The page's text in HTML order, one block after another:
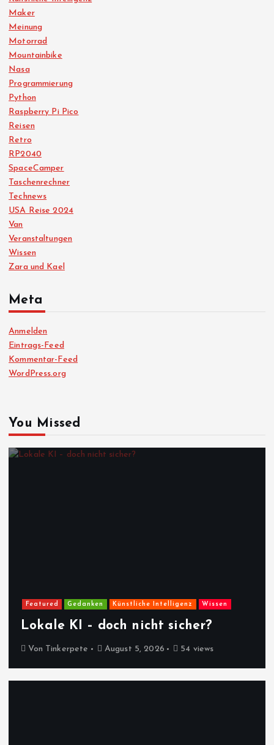
Maker
Meinung
Motorrad
Mountainbike
Nasa
Programmierung
Python
Raspberry Pi Pico
Reisen
Retro
RP2040
SpaceCamper
Taschenrechner
Technews
USA Reise 2024
Van
Veranstaltungen
Wissen
Zara und Kael
Meta
Anmelden
Eintrags-Feed
Kommentar-Feed
WordPress.org
You Missed
Featured Gedanken Künstliche Intelligenz Wissen
Lokale KI – doch nicht sicher?
Von Tinkerpete August 5, 2026 54 views